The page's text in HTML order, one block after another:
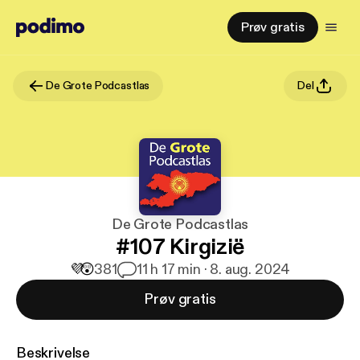
Prøv gratis
De Grote Podcastlas Del
De Grote Podcastlas
#107 Kirgizië
💜😲381 11 h 17 min · 8. aug. 2024
Prøv gratis
Beskrivelse